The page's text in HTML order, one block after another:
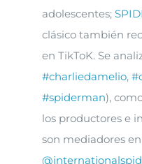
adolescentes;
clásico también
en TikToK. Se
#charliedamelio,
#spiderman),
los productores e
son mediadores